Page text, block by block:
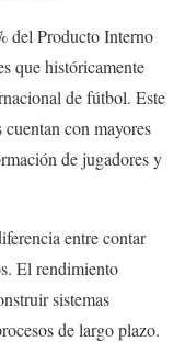
del Producto Interno
que históricamente
de fútbol. Este
con mayores
de jugadores y
entre contar
El rendimiento
sistemas
de largo plazo.